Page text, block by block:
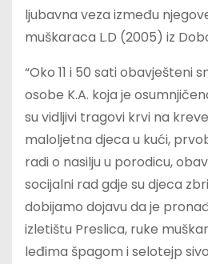
ljubavna veza između
muškaraca L.D (2005) iz
“Oko 11 i 50 sati obavješteni
osobe K.A. koja je
su vidljivi tragovi krvi na
maloljetna djeca u kući,
radi o nasilju u porodicu,
socijalni rad gdje su djeca
dobijamo dojavu da je
izletištu Preslica, ruke
leđima špagom i selotejp